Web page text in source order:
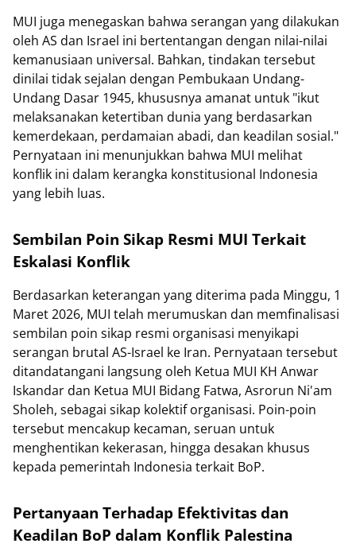
MUI juga menegaskan bahwa serangan yang dilakukan
oleh AS dan Israel ini bertentangan dengan nilai-nilai
kemanusiaan universal. Bahkan, tindakan tersebut
dinilai tidak sejalan dengan Pembukaan Undang-
Undang Dasar 1945, khususnya amanat untuk "ikut
melaksanakan ketertiban dunia yang berdasarkan
kemerdekaan, perdamaian abadi, dan keadilan sosial."
Pernyataan ini menunjukkan bahwa MUI melihat
konflik ini dalam kerangka konstitusional Indonesia
yang lebih luas.
Sembilan Poin Sikap Resmi MUI Terkait
Eskalasi Konflik
Berdasarkan keterangan yang diterima pada Minggu, 1
Maret 2026, MUI telah merumuskan dan memfinalisasi
sembilan poin sikap resmi organisasi menyikapi
serangan brutal AS-Israel ke Iran. Pernyataan tersebut
ditandatangani langsung oleh Ketua MUI KH Anwar
Iskandar dan Ketua MUI Bidang Fatwa, Asrorun Ni'am
Sholeh, sebagai sikap kolektif organisasi. Poin-poin
tersebut mencakup kecaman, seruan untuk
menghentikan kekerasan, hingga desakan khusus
kepada pemerintah Indonesia terkait BoP.
Pertanyaan Terhadap Efektivitas dan
Keadilan BoP dalam Konflik Palestina